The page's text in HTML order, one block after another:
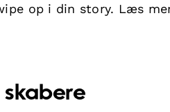
op i din story. Læs